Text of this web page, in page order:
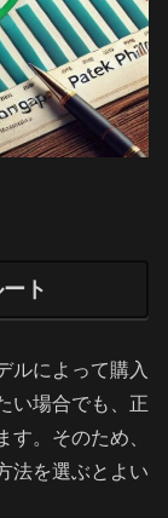
ト
ルによって購入
い場合でも、正
。そのため、
法を選ぶとよい